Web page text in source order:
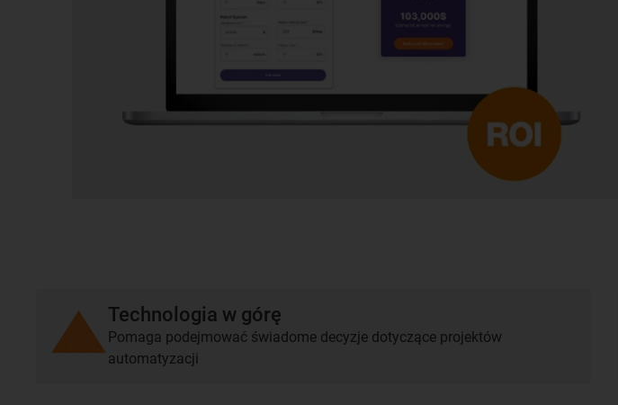
Technologia w górę
Pomaga podejmować świadome decyzje dotyczące projektów
automatyzacji